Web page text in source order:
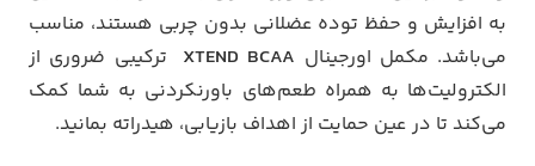
به افزایش و حفظ توده عضلانی بدون چربی هستند، مناسب
می‌باشد. مکمل اورجینال XTEND BCAA ترکیبی ضروری از
الکترولیت‌ها به همراه طعم‌های باورنکردنی به شما کمک
می‌کند تا در عین حمایت از اهداف بازیابی، هیدراته بمانید.